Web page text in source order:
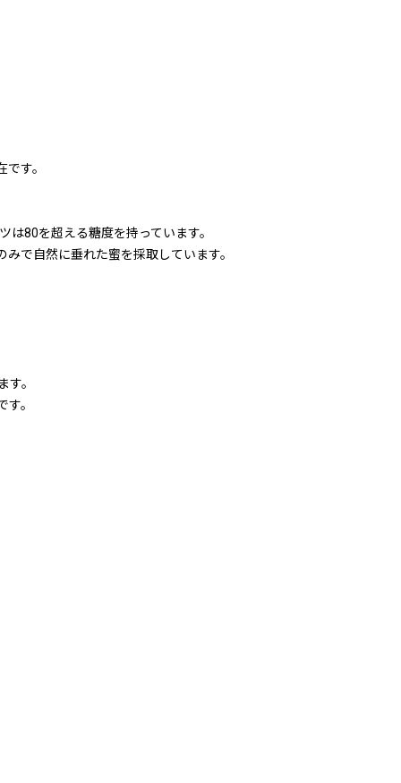
す。
80を超える糖度を持っています。
で自然に垂れた蜜を採取しています。
。
。